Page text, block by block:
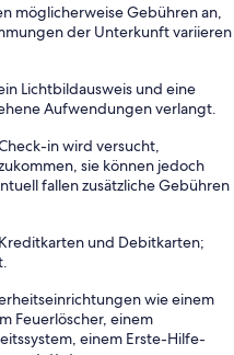
möglicherweise Gebühren an,
der Unterkunft variieren
Lichtbildausweis und eine
Aufwendungen verlangt.
in wird versucht,
sie können jedoch
fallen zusätzliche Gebühren
und Debitkarten;
wie einem
Feuerlöscher, einem
einem Erste-Hilfe-